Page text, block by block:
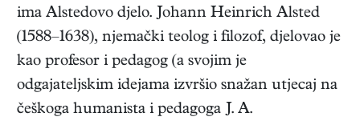
ima Alstedovo djelo. Johann Heinrich Alsted
(1588–1638), njemački teolog i filozof, djelovao je
kao profesor i pedagog (a svojim je
odgajateljskim idejama izvršio snažan utjecaj na
češkoga humanista i pedagoga J. A.